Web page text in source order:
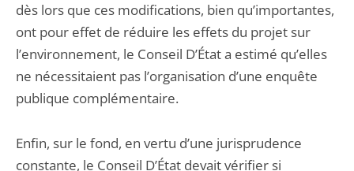
dès lors que ces modifications, bien qu’importantes,
ont pour effet de réduire les effets du projet sur
l’environnement, le Conseil D’État a estimé qu’elles
ne nécessitaient pas l’organisation d’une enquête
publique complémentaire.
Enfin, sur le fond, en vertu d’une jurisprudence
constante, le Conseil D’État devait vérifier si